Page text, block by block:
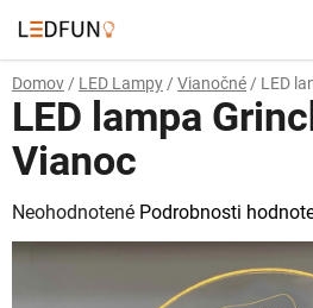
na
obsah
Domov / LED Lampy / Vianočné / LED
LED lampa
Vianoc
Priemerné
hodnotenie
Neohodnotené Podrobnosti